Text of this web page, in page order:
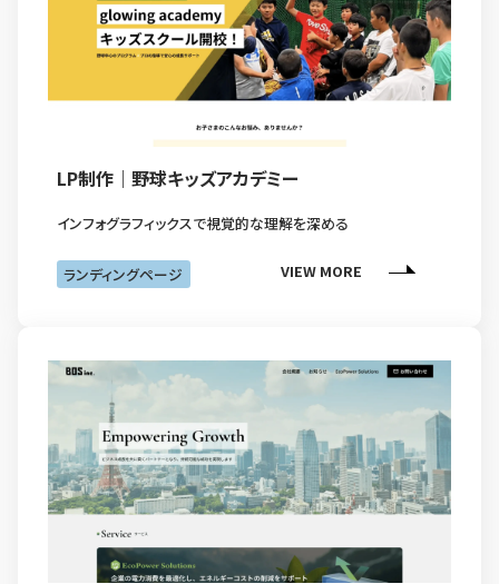
LP制作｜野球キッズアカデミー
インフォグラフィックスで視覚的な理解を深める
ランディングページ VIEW MORE